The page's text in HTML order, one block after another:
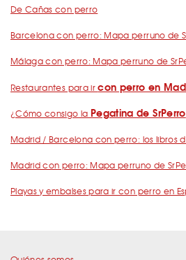
De Cañas con perro
Barcelona con perro: Mapa perruno de
Málaga con perro: Mapa perruno de
Restaurantes para ircon perro en
¿Cómo consigo la Pegatina de SrPerro
Madrid / Barcelona con perro: los libros
Madrid con perro: Mapa perruno de
Playas y embalses para ir con perro en